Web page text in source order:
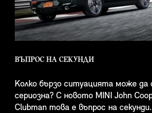
ВЪПРОС НА СЕКУНДИ
Колко бързо ситуацията може да
сериозна? С новото MINI John
Clubman това е въпрос на